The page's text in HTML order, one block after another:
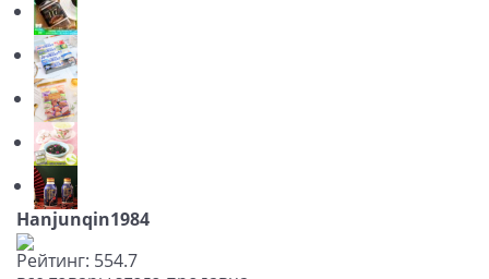
Hanjunqin1984
Рейтинг: 554.7